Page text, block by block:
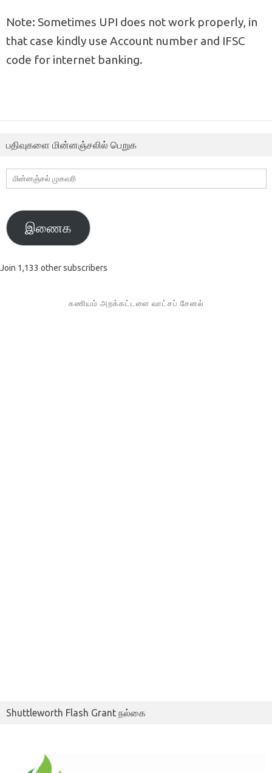
Note: Sometimes UPI does not work properly, in
that case kindly use Account number and IFSC
code for internet banking.
பதிவுகளை மின்னஞ்சலில் பெறுக
மின்னஞ்சல்
முகவரி
இணைக
Join 1,133 other subscribers
கணியம் அறக்கட்டளை வாட்சப் சேனல்
Shuttleworth Flash Grant நல்கை